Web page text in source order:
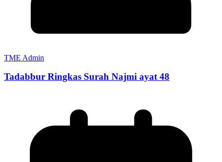
TME Admin
Tadabbur Ringkas Surah Najmi ayat 48